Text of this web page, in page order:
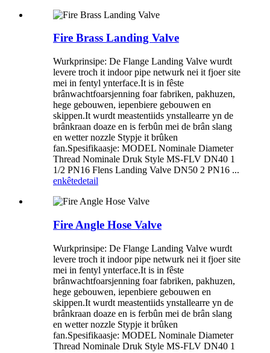
Fire Brass Landing Valve
Wurkprinsipe: De Flange Landing Valve wurdt
levere troch it indoor pipe netwurk nei it fjoer site
mei in fentyl ynterface.It is in fêste
brânwachtfoarsjenning foar fabriken, pakhuzen,
hege gebouwen, iepenbiere gebouwen en
skippen.It wurdt meastentiids ynstallearre yn de
brânkraan doaze en is ferbûn mei de brân slang
en wetter nozzle Stypje it brûken
fan.Spesifikaasje: MODEL Nominale Diameter
Thread Nominale Druk Style MS-FLV DN40 1
1/2 PN16 Flens Landing Valve DN50 2 PN16 ...
enkêtedetail
Fire Angle Hose Valve
Wurkprinsipe: De Flange Landing Valve wurdt
levere troch it indoor pipe netwurk nei it fjoer site
mei in fentyl ynterface.It is in fêste
brânwachtfoarsjenning foar fabriken, pakhuzen,
hege gebouwen, iepenbiere gebouwen en
skippen.It wurdt meastentiids ynstallearre yn de
brânkraan doaze en is ferbûn mei de brân slang
en wetter nozzle Stypje it brûken
fan.Spesifikaasje: MODEL Nominale Diameter
Thread Nominale Druk Style MS-FLV DN40 1